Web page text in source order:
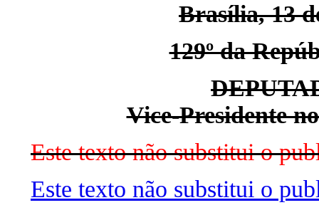
Brasília, 13
129º da
Vice-Presidente
Este texto não substitui o
Este texto não substitui o